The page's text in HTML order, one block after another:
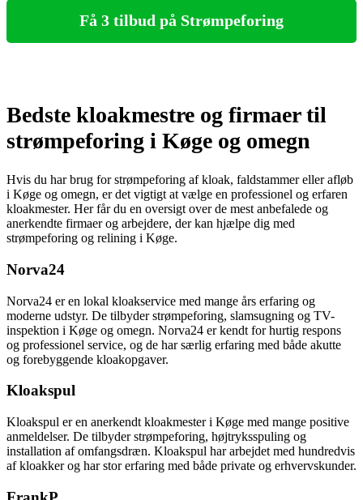
Få 3 tilbud på Strømpeforing
Bedste kloakmestre og firmaer til
strømpeforing i Køge og omegn
Hvis du har brug for strømpeforing af kloak, faldstammer eller afløb
i Køge og omegn, er det vigtigt at vælge en professionel og erfaren
kloakmester. Her får du en oversigt over de mest anbefalede og
anerkendte firmaer og arbejdere, der kan hjælpe dig med
strømpeforing og relining i Køge.
Norva24
Norva24 er en lokal kloakservice med mange års erfaring og
moderne udstyr. De tilbyder strømpeforing, slamsugning og TV-
inspektion i Køge og omegn. Norva24 er kendt for hurtig respons
og professionel service, og de har særlig erfaring med både akutte
og forebyggende kloakopgaver.
Kloakspul
Kloakspul er en anerkendt kloakmester i Køge med mange positive
anmeldelser. De tilbyder strømpeforing, højtryksspuling og
installation af omfangsdræn. Kloakspul har arbejdet med hundredvis
af kloakker og har stor erfaring med både private og erhvervskunder.